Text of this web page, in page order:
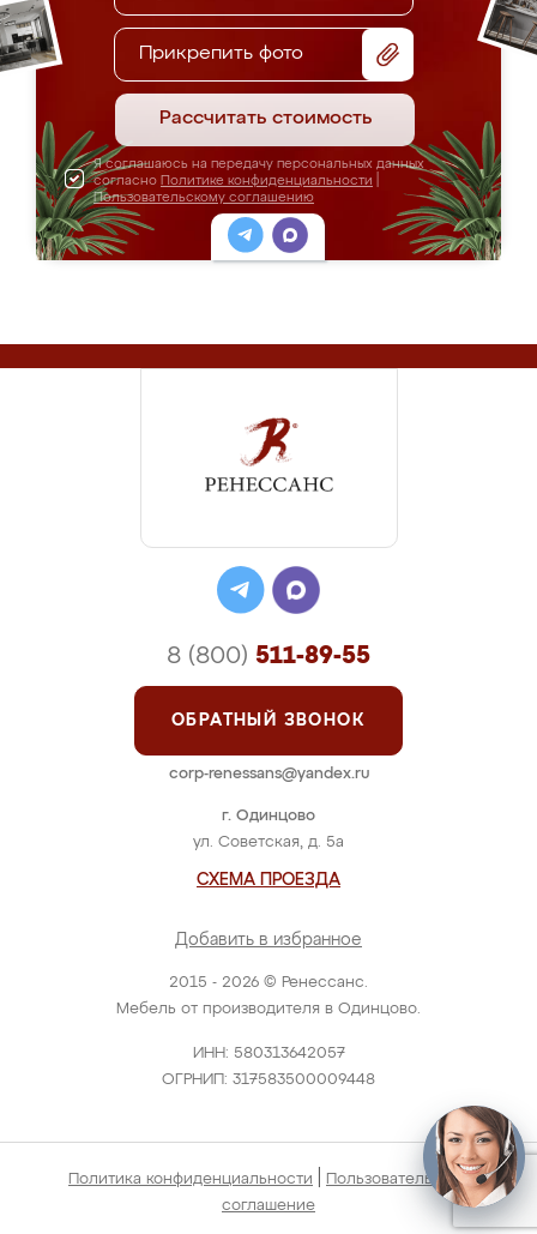
Прикрепить фото
Рассчитать стоимость
Я соглашаюсь на передачу персональных данных
согласно Политике конфиденциальности
Пользовательскому соглашению
2015 - 2026 © Ренессанс.
Мебель от производителя в Одинцово.
ИНН: 580313642057
ОГРНИП: 317583500009448
г. Одинцово
ул. Советская, д. 5а
СХЕМА ПРОЕЗДА
Добавить в избранное
8 (800) 511-89-55
ОБРАТНЫЙ ЗВОНОК
corp-renessans@yandex.ru
Политика конфиденциальности
Пользовательское
соглашение